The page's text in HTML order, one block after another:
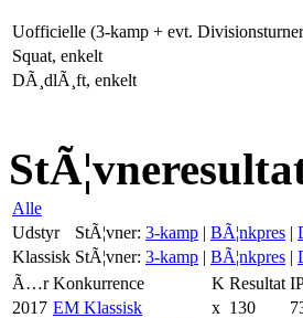
Uofficielle (3-kamp + evt.
Squat, enkelt
DÃ¸dlÃ¸ft, enkelt
Alle
Udstyr
StÃ¦vner: 3-kamp | BÃ¦nkpres |
Klassisk StÃ¦vner: 3-kamp | BÃ¦nkpres |
Ã…r Konkurrence K Resultat
2017 EM Klassisk x 130